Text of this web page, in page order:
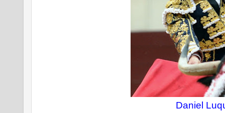
Daniel